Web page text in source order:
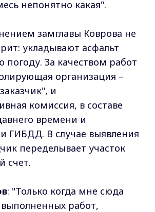
непонятно какая".
замглавы Коврова не
укладывают асфальт
погоду. За качеством работ
организация –
и
комиссия, в составе
времени и
ГИБДД. В случае выявления
переделывает участок
счет.
: "Только когда мне сюда
работ,